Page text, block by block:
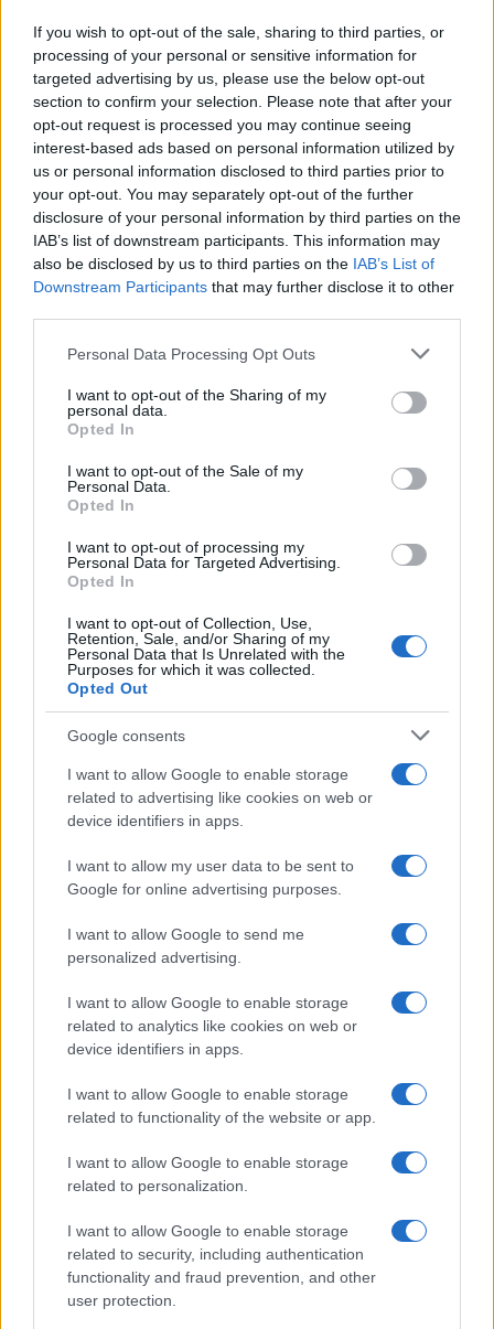
If you wish to opt-out of the sale, sharing to third parties, or
processing of your personal or sensitive information for
targeted advertising by us, please use the below opt-out
section to confirm your selection. Please note that after your
opt-out request is processed you may continue seeing
interest-based ads based on personal information utilized by
us or personal information disclosed to third parties prior to
your opt-out. You may separately opt-out of the further
disclosure of your personal information by third parties on the
IAB’s list of downstream participants. This information may
also be disclosed by us to third parties on the IAB’s List of
Downstream Participants that may further disclose it to other
Please note that this website/app uses one or more Google
not limited to your visit or usage behaviour. You may click to
grant or deny consent to Google and its third-party tags to
use your data for below specified purposes in below Google
consent section.
Personal Data Processing Opt Outs
I want to opt-out of the Sharing of my
personal data.
Opted In
I want to opt-out of the Sale of my
Personal Data.
Opted In
I want to opt-out of processing my
Personal Data for Targeted Advertising.
Opted In
I want to opt-out of Collection, Use,
Retention, Sale, and/or Sharing of my
Personal Data that Is Unrelated with the
Purposes for which it was collected.
Opted Out
Google consents
I want to allow Google to enable storage
related to advertising like cookies on web or
device identifiers in apps.
I want to allow my user data to be sent to
Google for online advertising purposes.
I want to allow Google to send me
personalized advertising.
I want to allow Google to enable storage
related to analytics like cookies on web or
device identifiers in apps.
I want to allow Google to enable storage
related to functionality of the website or app.
I want to allow Google to enable storage
related to personalization.
I want to allow Google to enable storage
related to security, including authentication
functionality and fraud prevention, and other
user protection.
aspettarsi piani concreti,supporto educativo
percorso costruito sulle proprie esigenze, con la
possibilità di consulti di follow-up per valutare i
progressi e aggiornare le strategie nutrizionali.
AUTORE
Emanuele Galli
Emanuele Galli, partenopeo, ricorda un
complesse in modo semplice. In redazione
reportage clinici e un quaderno con disegni
esplicativi per pazienti.
Continua a leggere
SALUTE E BENESSERE